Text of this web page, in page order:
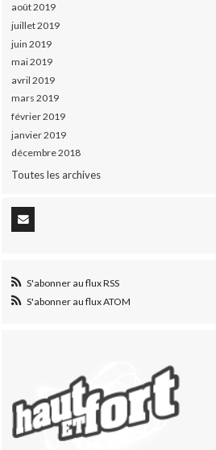
août 2019
juillet 2019
juin 2019
mai 2019
avril 2019
mars 2019
février 2019
janvier 2019
décembre 2018
Toutes les archives
S'abonner au flux RSS
S'abonner au flux ATOM